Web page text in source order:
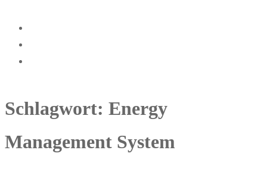
Schlagwort: Energy
Management System